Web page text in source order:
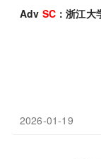
Adv SC：浙江大
2026-01-19